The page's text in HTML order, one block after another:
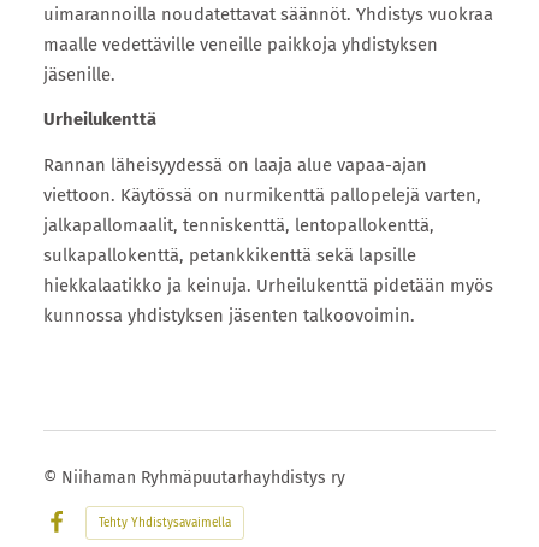
uimarannoilla noudatettavat säännöt. Yhdistys vuokraa
maalle vedettäville veneille paikkoja yhdistyksen
jäsenille.
Urheilukenttä
Rannan läheisyydessä on laaja alue vapaa-ajan
viettoon. Käytössä on nurmikenttä pallopelejä varten,
jalkapallomaalit, tenniskenttä, lentopallokenttä,
sulkapallokenttä, petankkikenttä sekä lapsille
hiekkalaatikko ja keinuja. Urheilukenttä pidetään myös
kunnossa yhdistyksen jäsenten talkoovoimin.
© Niihaman Ryhmäpuutarhayhdistys ry
Facebook
Tehty Yhdistysavaimella